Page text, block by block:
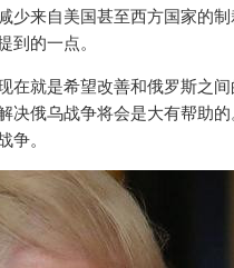
少来自美国甚至西方国家的
到的一点。
在就是希望改善和俄罗斯之
决俄乌战争将会是大有帮助
争。